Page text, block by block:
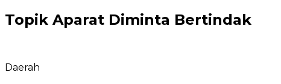
Topik Aparat Diminta Bertindak
Daerah